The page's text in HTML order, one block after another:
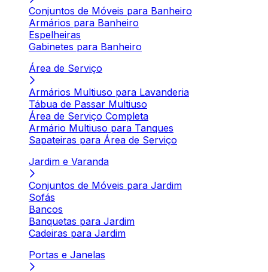
Conjuntos de Móveis para Banheiro
Armários para Banheiro
Espelheiras
Gabinetes para Banheiro
Área de Serviço
Armários Multiuso para Lavanderia
Tábua de Passar Multiuso
Área de Serviço Completa
Armário Multiuso para Tanques
Sapateiras para Área de Serviço
Jardim e Varanda
Conjuntos de Móveis para Jardim
Sofás
Bancos
Banquetas para Jardim
Cadeiras para Jardim
Portas e Janelas